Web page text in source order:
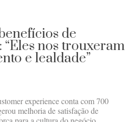
de
nos trouxeram
e lealdade”
experience conta com 700
melhoria de satisfação de